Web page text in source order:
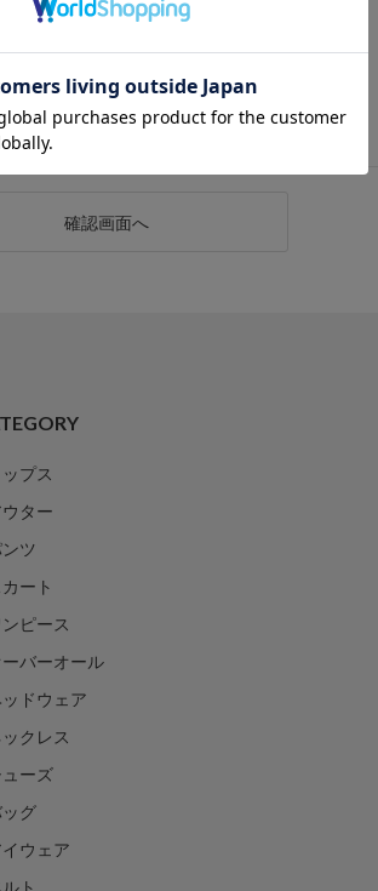
ップス
ター
ツ
カート
ンピース
ーバーオール
ドウェア
クレス
ューズ
グ
ウェア
ト